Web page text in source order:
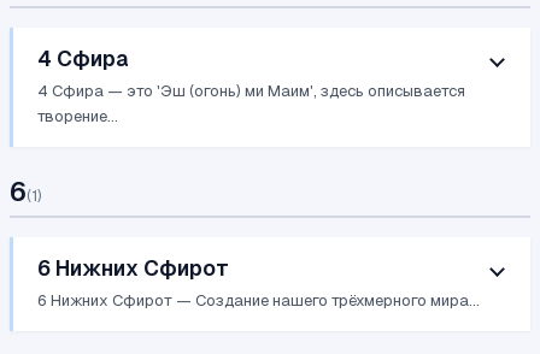
4 Сфира
4 Сфира — это 'Эш (огонь) ми Маим', здесь описывается
творение...
6(1)
6 Нижних Сфирот
6 Нижних Сфирот — Создание нашего трёхмерного мира...